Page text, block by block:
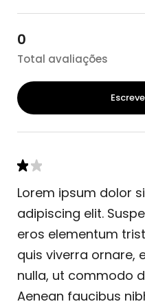
0
Total avaliações
Lorem ipsum dolor
adipiscing elit.
eros elementum
quis viverra ornare,
nulla, ut commodo
Aenean faucibus